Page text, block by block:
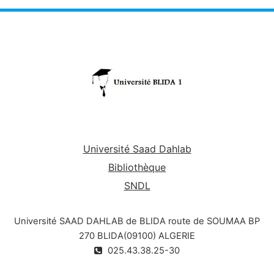
Université Saad Dahlab
Bibliothèque
SNDL
Université SAAD DAHLAB de BLIDA route de SOUMAA BP
270 BLIDA(09100) ALGERIE
025.43.38.25-30